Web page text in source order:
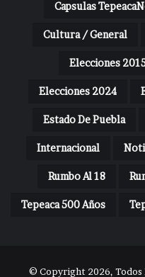
Capsulas
Cultura / General
Elecciones
Elecciones 2024
Estado De Puebla
Internacional
Rumbo Al 18
Tepeaca 500 Años
© Copyright 2026, Todos